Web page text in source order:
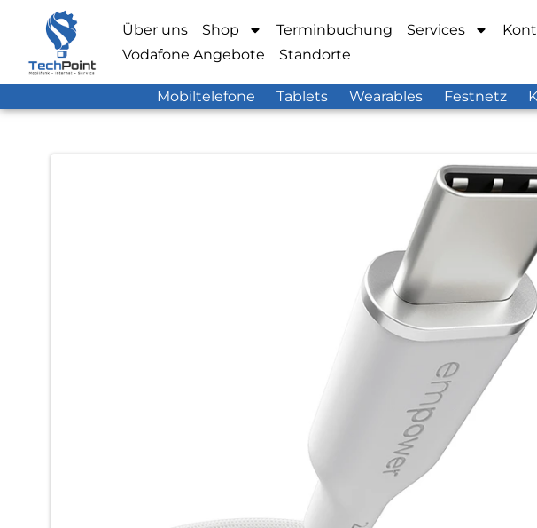
Über uns Shop Terminbuchung Services
Vodafone Angebote
Standorte
Mobiltelefone Tablets Wearables Festnetz